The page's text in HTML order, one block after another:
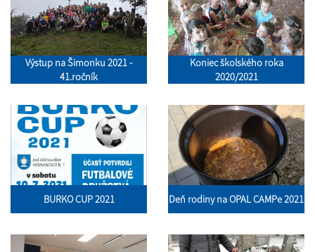
Výstup na Šimonku 2021 -
41.ročník
Koniec školského roka
2020/2021
BURKO CUP 2021 Deň rodiny na OPAL CAMPe 2021